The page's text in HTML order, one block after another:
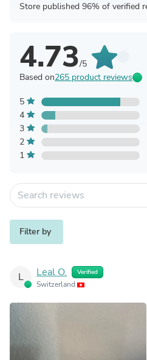
Store published 96% of verified
4.73/5
Based on265 product reviews
5
4
3
2
1
Filter by
L Leal O. Verified
Switzerland